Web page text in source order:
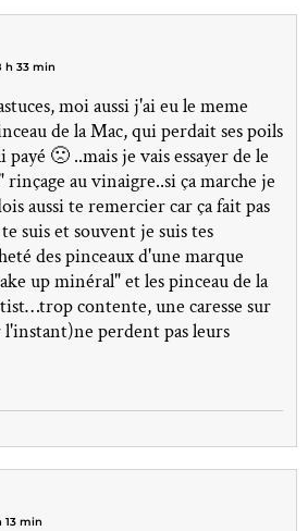
h 33 min
moi aussi j'ai eu le meme
de la Mac, qui perdait ses poils
🙁 ..mais je vais essayer de le
au vinaigre..si ça marche je
aussi te remercier car ça fait pas
suis et souvent je suis tes
des pinceaux d'une marque
up minéral" et les pinceau de la
contente, une caresse sur
l'instant)ne perdent pas leurs
13 min